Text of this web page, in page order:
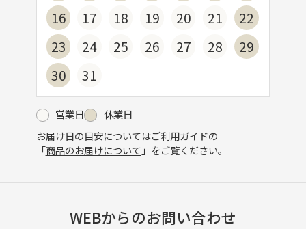
16
17 18 19 20 21
22
23
24 25 26 27 28
29
30
31
営業日
休業日
お届け日の目安についてはご利用ガイドの
「商品のお届けについて 」をご覧ください。
WEBからのお問い合わせ